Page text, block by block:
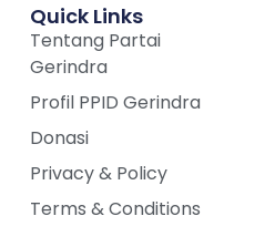
Quick Links
Tentang Partai
Gerindra
Profil PPID Gerindra
Donasi
Privacy & Policy
Terms & Conditions